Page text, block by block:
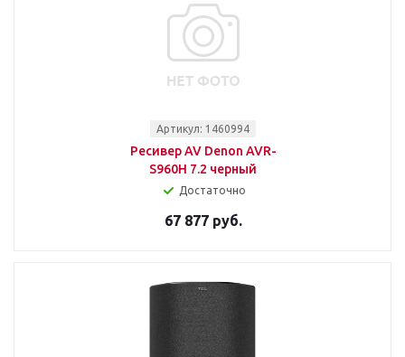
Артикул: 1460994
Ресивер AV Denon AVR-
S960H 7.2 черный
Достаточно
67 877 руб.